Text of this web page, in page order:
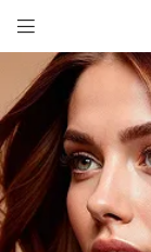

5, rue du Docteur
18000 Bourges
02 48 70 16 72